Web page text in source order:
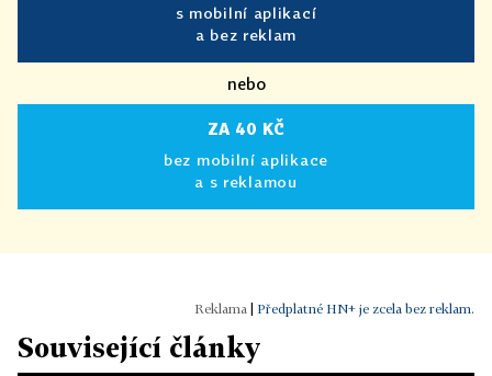
s mobilní aplikací
a bez reklam
nebo
ZA 40 KČ
bez mobilní aplikace
a s reklamou
Předplatné HN+ je zcela bez reklam.
Související články